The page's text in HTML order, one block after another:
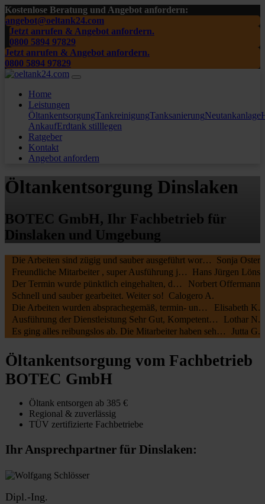
Kostenlose Beratung und Angebot anfordern:
angebot@oeltank24.com
Jetzt anrufen & Angebot anfordern.
0800 5894 97829
Jetzt anrufen & Angebot anfordern.
0800 5894 97829
Home
Leistungen
ÖltankentsorgungTankreinigungTanksanierungNeutankanlage
AnkaufErdtank stilllegen
Ratgeber
Kontakt
Angebot anfordern
Öltankentsorgung Dinslaken
BOTEC GmbH, Ihr Fachbetrieb für
Dinslaken und Umgebung
Sonja Oster
Die Arbeiten sind zügig und sauber ausgeführt worden, wir waren sehr zufrieden. Die MA waren freundlich , nochmal ein Danke schön an die beiden.
Hans Jürgen Löns
Freundliche Mitarbeiter , super Ausführung jederzeit zu empfehlen
Norbert Offermann
Der Termin wurde pünktlich eingehalten, die Mitarbeiter waren kundenfreundlich und haben alles gut erledigt. Die Rechnung entsprach dem Auftrag.
Calogero A.
Schnell und sauber gearbeitet. Weiter so!
Elisabeth K.
Die Arbeiten wurden absprachegemäß, termin- und fachgerecht zu unserer vollsten Zufriedenheit durchgeführt. Sehr freundliche Kommunikation sowohl mit Öltank24 als auch mit der Fa. Botec
Lothar N.
Ausführung der Dienstleistung Sehr Gut, Kompetente Mitarbeiter, Sehr Freundliches Personal
Jutta G.
Es ging alles reibungslos ab. Die Mitarbeiter haben sehr schnell und sauber gearbeitet.
Öltankentsorgung vom Fachbetrieb
BOTEC GmbH
Öltank entsorgen ab 385 €
Regional & zuverlässig
TÜV zertifizierte Fachbetriebe
Ihr Ansprechpartner für Dinslaken:
Dipl.-Ing.